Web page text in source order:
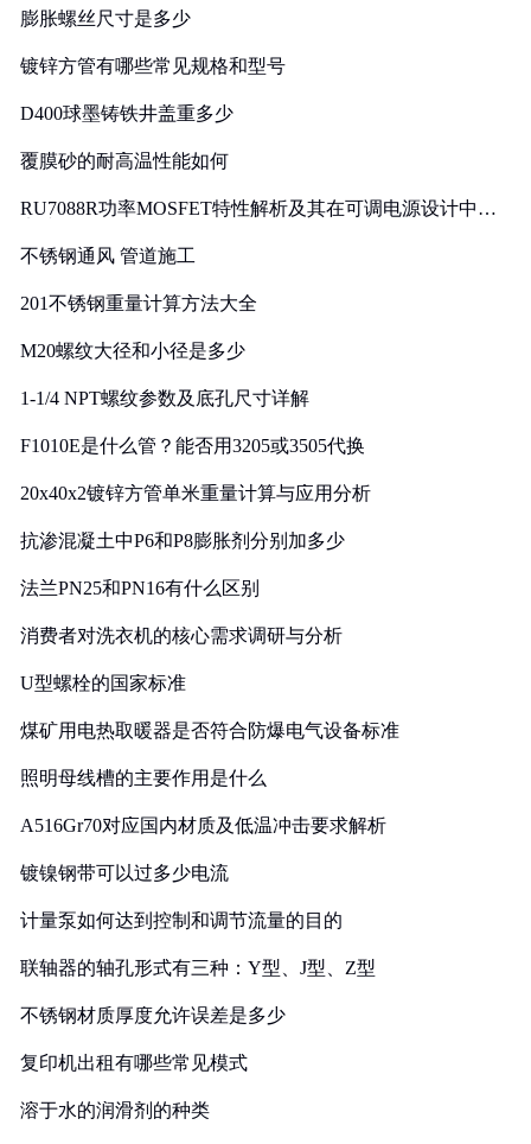
膨胀螺丝尺寸是多少
镀锌方管有哪些常见规格和型号
D400球墨铸铁井盖重多少
覆膜砂的耐高温性能如何
RU7088R功率MOSFET特性解析及其在可调电源设计中的
不锈钢通风 管道施工
201不锈钢重量计算方法大全
M20螺纹大径和小径是多少
1-1/4 NPT螺纹参数及底孔尺寸详解
F1010E是什么管？能否用3205或3505代换
20x40x2镀锌方管单米重量计算与应用分析
抗渗混凝土中P6和P8膨胀剂分别加多少
法兰PN25和PN16有什么区别
消费者对洗衣机的核心需求调研与分析
U型螺栓的国家标准
煤矿用电热取暖器是否符合防爆电气设备标准
照明母线槽的主要作用是什么
A516Gr70对应国内材质及低温冲击要求解析
镀镍钢带可以过多少电流
计量泵如何达到控制和调节流量的目的
联轴器的轴孔形式有三种：Y型、J型、Z型
不锈钢材质厚度允许误差是多少
复印机出租有哪些常见模式
溶于水的润滑剂的种类